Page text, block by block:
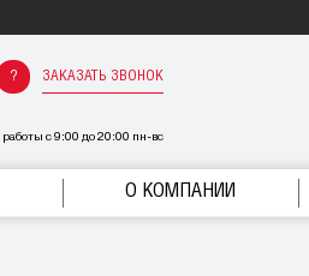
ЗАКАЗАТЬ ЗВОНОК
с 9:00 до 20:00 пн-вс
О КОМПАНИИ